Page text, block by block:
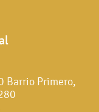
Barrio Primero,